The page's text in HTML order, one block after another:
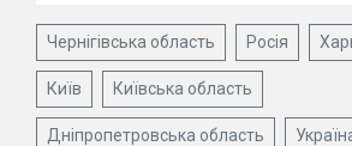
Чернігівська область Росія
Київ Київська область
Дніпропетровська область